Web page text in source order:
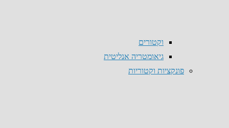
וקטורים
גיאומטריה אנליטית
פונקציות וקטוריות